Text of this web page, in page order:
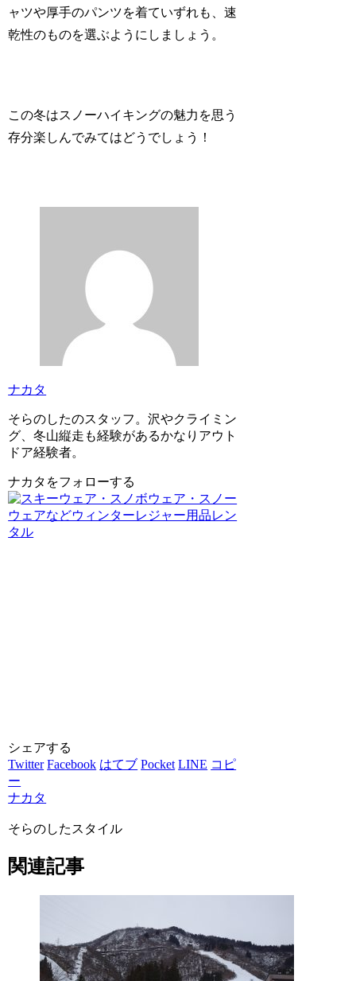
ャツや厚手のパンツを着ていずれも、速
乾性のものを選ぶようにしましょう。
この冬はスノーハイキングの魅力を思う
存分楽しんでみてはどうでしょう！
ナカタ
そらのしたのスタッフ。沢やクライミン
グ、冬山縦走も経験があるかなりアウト
ドア経験者。
ナカタをフォローする
シェアする
Twitter Facebook はてブ Pocket LINE コピ
ー
ナカタ
そらのしたスタイル
関連記事